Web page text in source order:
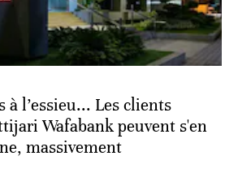
à l’essieu... Les clients
Wafabank peuvent s'en
massivement